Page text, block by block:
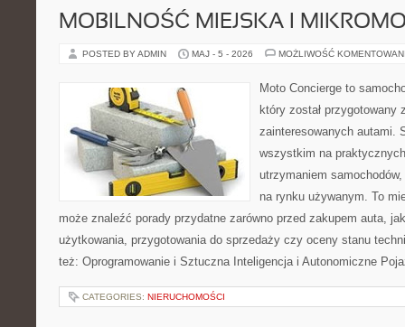
MOBILNOŚĆ MIEJSKA I
POSTED BY ADMIN MAJ - 5 - 2026 MOŻLIWOŚĆ
Moto Concierge to
który został przygotowany
zainteresowanych autami.
wszystkim na
utrzymaniem
na rynku używanym. To
może znaleźć porady przydatne zarówno przed zakupem auta,
użytkowania, przygotowania do sprzedaży czy oceny stanu
też: Oprogramowanie i Sztuczna Inteligencja i Autonomiczne
CATEGORIES: NIERUCHOMOŚCI